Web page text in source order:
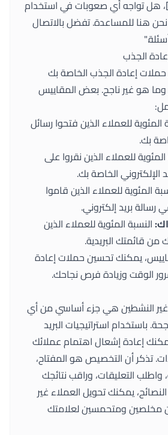
هل تواجه أي صعوبات في استخدام
نحن هنا للمساعدة. تفضل بالاتصال
الجذب
حملات إعادة الجذب الخاصة بك
هو غير ناجح. بعض المقاييس
المئوية للعملاء الذين فتحوا رسائل
بك.
للعملاء الذين نقروا على
الإلكتروني الخاصة بك.
المئوية للعملاء الذين قاموا
رسالة بريد إلكتروني.
النسبة المئوية للعملاء الذين
من قائمتك البريدية.
يمكنك تحسين حملات إعادة
الوقت وزيادة فرص نجاحك.
غير النشطين هي جزء أساسي من أي
باستخدام استراتيجيات البريد
يمكنك إعادة إشعال اهتمام عملائك
تذكر أن التخصيص هو المفتاح،
التعليقات، وراقب نتائجك
يمكنك تحويل العملاء غير
مخلصين ومتحمسين لعلامتك